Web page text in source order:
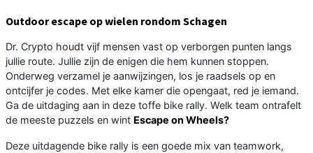
Outdoor escape op wielen rondom Schagen
Dr. Crypto houdt vijf mensen vast op verborgen punten langs
jullie route. Jullie zijn de enigen die hem kunnen stoppen.
Onderweg verzamel je aanwijzingen, los je raadsels op en
ontcijfer je codes. Met elke kamer die opengaat, red je iemand.
Ga de uitdaging aan in deze toffe bike rally. Welk team ontrafelt
de meeste puzzels en wint Escape on Wheels?
Deze uitdagende bike rally is een goede mix van teamwork,